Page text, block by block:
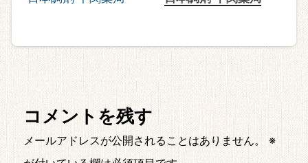
コメントを残す
メールアドレスが公開されることはありません。
※